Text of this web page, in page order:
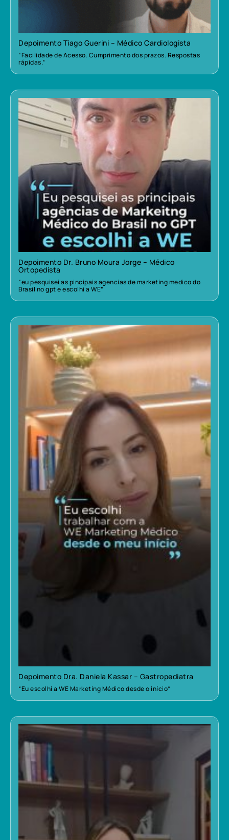
Depoimento Tiago Guerini – Médico Cardiologista
“Facilidade de Acesso. Cumprimento dos prazos. Respostas
rápidas.”
Depoimento Dr. Bruno Moura Jorge – Médico
Ortopedista
“eu pesquisei as pincipais agencias de marketing medico do
Brasil no gpt e escolhi a WE”
Depoimento Dra. Daniela Kassar – Gastropediatra
“Eu escolhi a WE Marketing Médico desde o início”